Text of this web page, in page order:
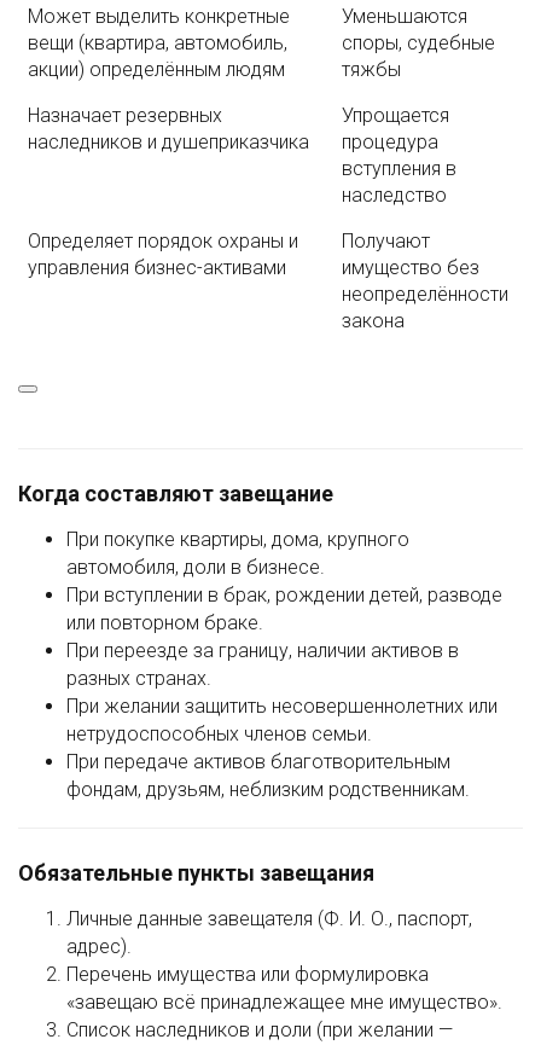
Может выделить конкретные
вещи (квартира, автомобиль,
акции) определённым людям
Уменьшаются
споры, судебные
тяжбы
Назначает резервных
наследников и душеприказчика
Упрощается
процедура
вступления в
наследство
Определяет порядок охраны и
управления бизнес-активами
Получают
имущество без
неопределённости
закона
Когда составляют завещание
При покупке квартиры, дома, крупного
автомобиля, доли в бизнесе.
При вступлении в брак, рождении детей, разводе
или повторном браке.
При переезде за границу, наличии активов в
разных странах.
При желании защитить несовершеннолетних или
нетрудоспособных членов семьи.
При передаче активов благотворительным
фондам, друзьям, неблизким родственникам.
Обязательные пункты завещания
Личные данные завещателя (Ф. И. О., паспорт,
адрес).
Перечень имущества или формулировка
«завещаю всё принадлежащее мне имущество».
Список наследников и доли (при желании —